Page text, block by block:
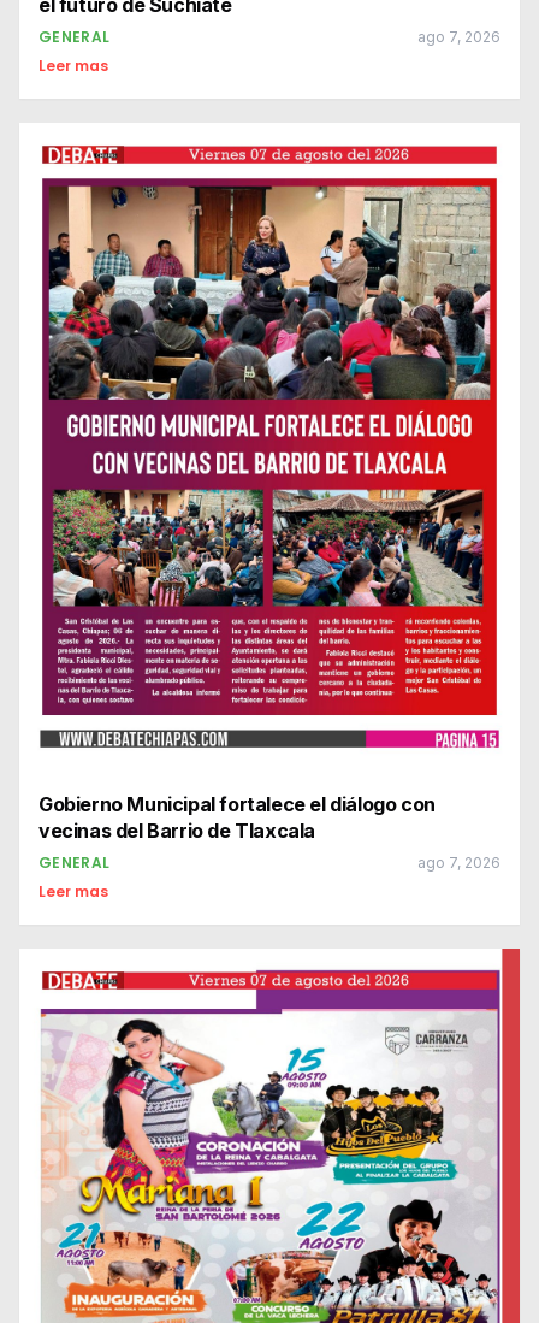
el futuro de Suchiate
GENERAL ago 7, 2026
Leer mas
Gobierno Municipal fortalece el diálogo con
vecinas del Barrio de Tlaxcala
GENERAL ago 7, 2026
Leer mas